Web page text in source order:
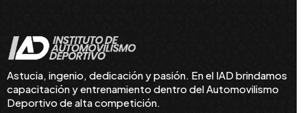
Astucia, ingenio, dedicación y pasión. En el IAD brindamos
capacitación y entrenamiento dentro del Automovilismo
Deportivo de alta competición.